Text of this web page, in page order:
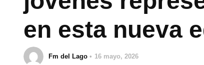
en esta nueva
Fm del Lago 16 mayo, 2026